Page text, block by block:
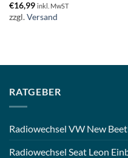
€16,99 inkl. MwST
zzgl.Versand
RATGEBER
Radiowechsel VW New
Radiowechsel Seat Leon